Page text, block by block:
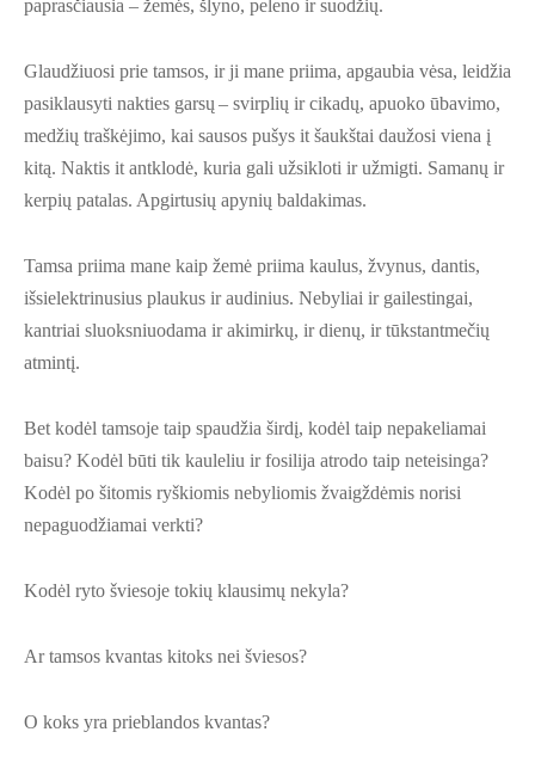
paprasčiausia – žemės, šlyno, peleno ir suodžių.
Glaudžiuosi prie tamsos, ir ji mane priima, apgaubia vėsa, leidžia
pasiklausyti nakties garsų – svirplių ir cikadų, apuoko ūbavimo,
medžių traškėjimo, kai sausos pušys it šaukštai daužosi viena į
kitą. Naktis it antklodė, kuria gali užsikloti ir užmigti. Samanų ir
kerpių patalas. Apgirtusių apynių baldakimas.
Tamsa priima mane kaip žemė priima kaulus, žvynus, dantis,
išsielektrinusius plaukus ir audinius. Nebyliai ir gailestingai,
kantriai sluoksniuodama ir akimirkų, ir dienų, ir tūkstantmečių
atmintį.
Bet kodėl tamsoje taip spaudžia širdį, kodėl taip nepakeliamai
baisu? Kodėl būti tik kauleliu ir fosilija atrodo taip neteisinga?
Kodėl po šitomis ryškiomis nebyliomis žvaigždėmis norisi
nepaguodžiamai verkti?
Kodėl ryto šviesoje tokių klausimų nekyla?
Ar tamsos kvantas kitoks nei šviesos?
O koks yra prieblandos kvantas?